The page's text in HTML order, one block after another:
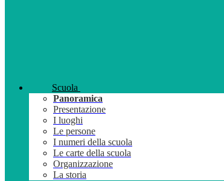
Scuola
Panoramica
Presentazione
I luoghi
Le persone
I numeri della scuola
Le carte della scuola
Organizzazione
La storia